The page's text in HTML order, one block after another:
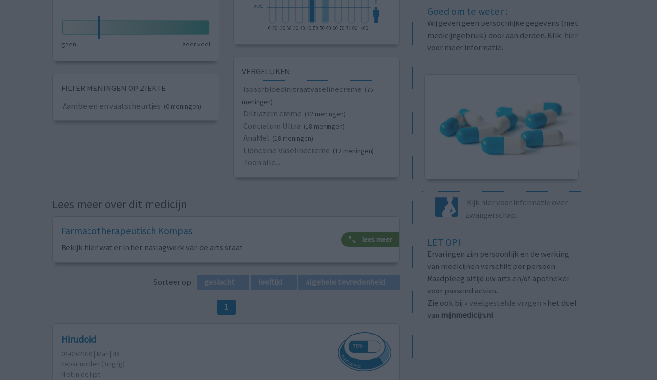
geen zeer veel
FILTER MENINGEN OP ZIEKTE
Aambeien en vaatscheurtjes (0 meningen)
VERGELIJKEN
Isosorbidedinitraatvaselinecreme (75
meningen)
Diltiazem creme (32 meningen)
Contralum Ultra (18 meningen)
AnaMel (18 meningen)
Lidocaine Vaselinecreme (12 meningen)
Toon alle...
Lees meer over dit medicijn
Farmacotherapeutisch Kompas
Bekijk hier wat er in het naslagwerk van de arts staat
lees meer
Sorteer op geslacht leeftijd algehele tevredenheid
1
Hirudoid
02-09-2020 | Man | 48
heparinoiden (3mg/g)
Niet in de lijst
Goed om te weten:
Wij geven geen persoonlijke gegevens (met
medicijngebruik) door aan derden. Klik hier
voor meer informatie.
Kijk hier voor informatie over
zwangerschap.
LET OP!
Ervaringen zijn persoonlijk en de werking
van medicijnen verschilt per persoon.
Raadpleeg altijd uw arts en/of apotheker
voor passend advies.
Zie ook bij « veelgestelde vragen » het doel
van mijnmedicijn.nl.